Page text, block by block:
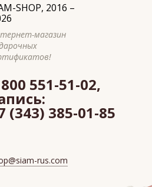
SHOP, 2016 –
магазин
551-51-02,
(343) 385-01-85
rus.com